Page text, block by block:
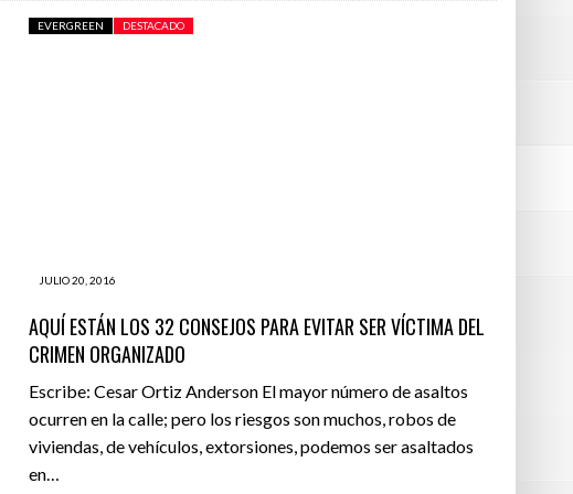
JULIO 20, 2016
EVERGREEN DESTACADO
AQUÍ ESTÁN LOS 32 CONSEJOS PARA EVITAR SER VÍCTIMA DEL
CRIMEN ORGANIZADO
Escribe: Cesar Ortiz Anderson El mayor número de asaltos
ocurren en la calle; pero los riesgos son muchos, robos de
viviendas, de vehículos, extorsiones, podemos ser asaltados
en…